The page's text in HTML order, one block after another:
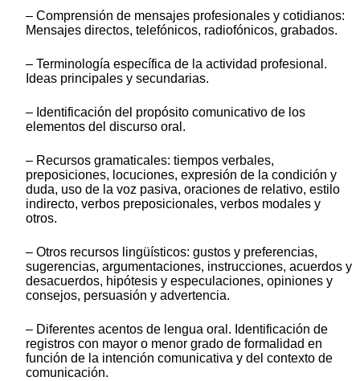
– Comprensión de mensajes profesionales y cotidianos:
Mensajes directos, telefónicos, radiofónicos, grabados.
– Terminología específica de la actividad profesional.
Ideas principales y secundarias.
– Identificación del propósito comunicativo de los
elementos del discurso oral.
– Recursos gramaticales: tiempos verbales,
preposiciones, locuciones, expresión de la condición y
duda, uso de la voz pasiva, oraciones de relativo, estilo
indirecto, verbos preposicionales, verbos modales y
otros.
– Otros recursos lingüísticos: gustos y preferencias,
sugerencias, argumentaciones, instrucciones, acuerdos y
desacuerdos, hipótesis y especulaciones, opiniones y
consejos, persuasión y advertencia.
– Diferentes acentos de lengua oral. Identificación de
registros con mayor o menor grado de formalidad en
función de la intención comunicativa y del contexto de
comunicación.